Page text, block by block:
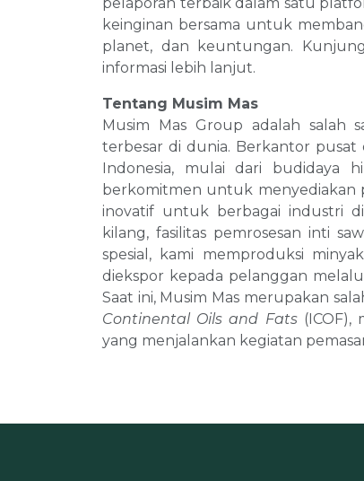
keinginan bersama untuk
planet, dan keuntungan.
informasi lebih lanjut.
Tentang Musim Mas
Musim Mas Group adalah salah
terbesar di dunia. Berkantor pusat
Indonesia, mulai dari budidaya
berkomitmen untuk
inovatif untuk berbagai industri
kilang, fasilitas pemrosesan inti
spesial, kami memproduksi
diekspor kepada pelanggan
Saat ini, Musim Mas merupakan
Continental Oils and Fats(ICOF),
yang menjalankan kegiatan